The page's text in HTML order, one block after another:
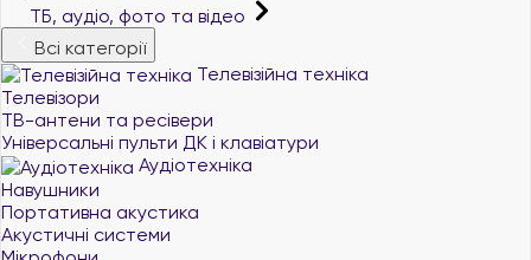
ТБ, аудіо, фото та відео
Всі категорії
Телевізійна техніка
Телевізори
ТВ-антени та ресівери
Універсальні пульти ДК і клавіатури
Аудіотехніка
Навушники
Портативна акустика
Акустичні системи